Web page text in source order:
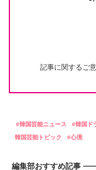
記事に関するご
韓国芸能ニュース 韓国ド
韓国芸能トピック
心境
編集部おすすめ記事